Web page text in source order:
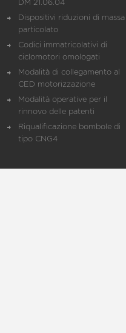
DM 21.06.04
Dispositivi riduzioni di massa
particolato
Codici immatricolativi di
ciclomotori omologati
Modalità di collegamento al
CED motorizzazione
Modalità operative per il
rinnovo delle patenti
Riqualificazione bombole di
tipo CNG4